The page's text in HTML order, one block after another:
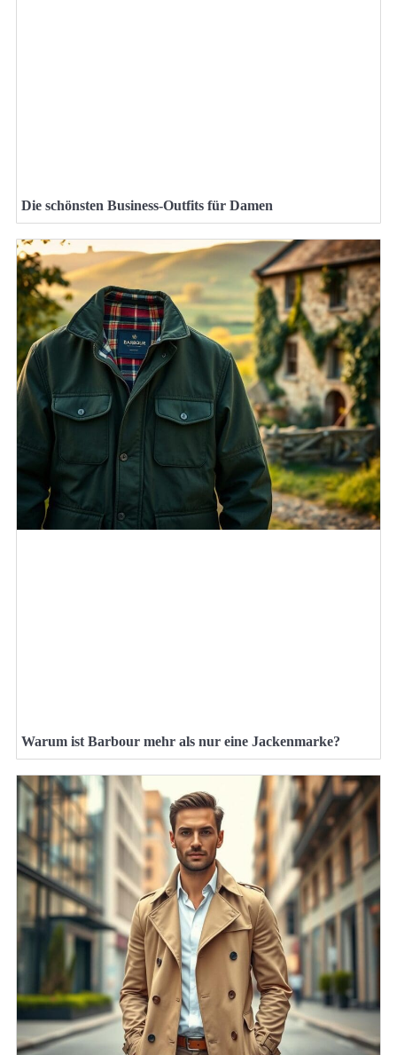
Die schönsten Business-Outfits für Damen
Warum ist Barbour mehr als nur eine Jackenmarke?